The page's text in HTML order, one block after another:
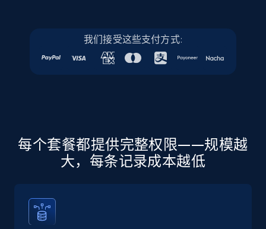
2.2K+ 注册使用
Company id, Job location, Job summary, Job
seniority level, and more.
我们接受这些支付方式:
每个套餐都提供完整权限——规模越
大，每条记录成本越低